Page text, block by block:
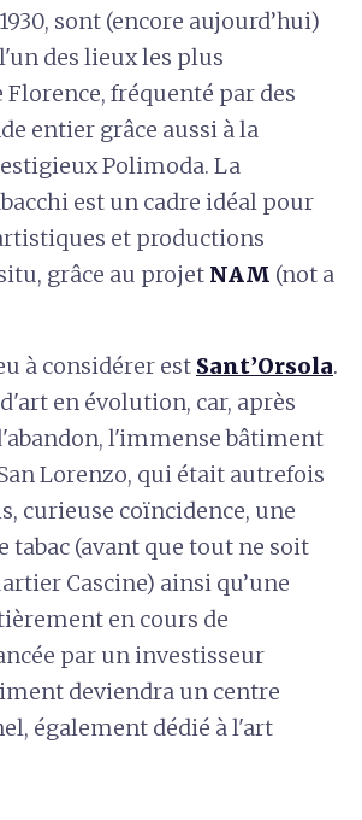
sont (encore aujourd’hui)
des lieux les plus
fréquenté par des
entier grâce aussi à la
Polimoda. La
est un cadre idéal pour
et productions
grâce au projet NAM (not a
à considérer est Sant’Orsola.
en évolution, car, après
l'immense bâtiment
Lorenzo, qui était autrefois
curieuse coïncidence, une
tabac (avant que tout ne soit
Cascine) ainsi qu’une
en cours de
par un investisseur
deviendra un centre
également dédié à l'art